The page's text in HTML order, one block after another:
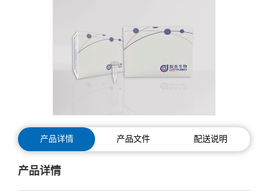
产品详情 产品文件 配送说明
产品详情